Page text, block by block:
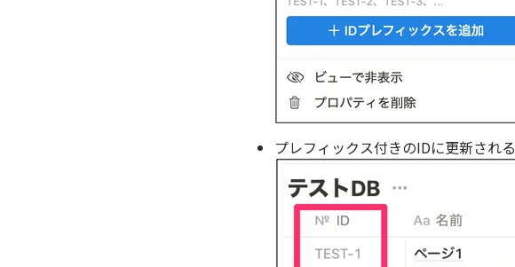
プレフィックス付きのIDに更新される